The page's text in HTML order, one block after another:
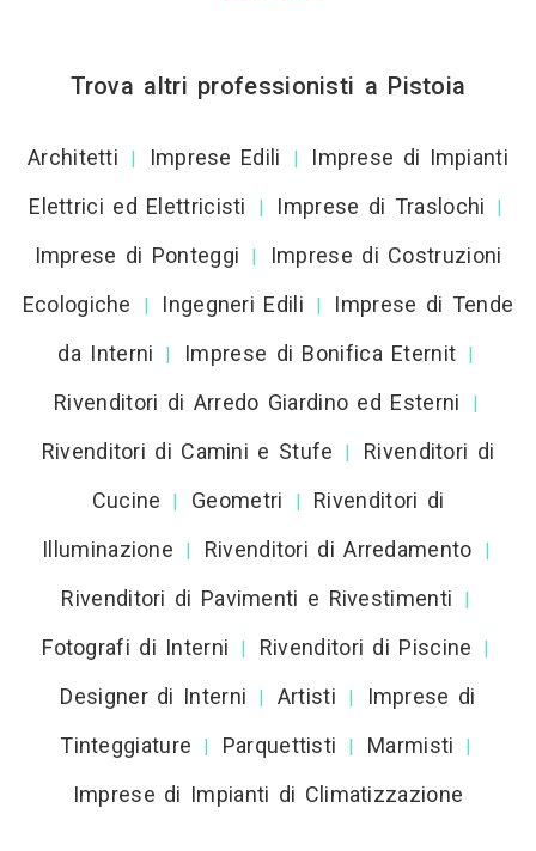
Trova altri professionisti a Pistoia
Architetti | Imprese Edili |
Imprese di Impianti
Elettrici ed Elettricisti
| Imprese di Traslochi |
Imprese di Ponteggi |
Imprese di Costruzioni
Ecologiche
| Ingegneri Edili |
Imprese di Tende
da Interni
| Imprese di Bonifica Eternit |
Rivenditori di Arredo Giardino ed Esterni |
Rivenditori di Camini e Stufe |
Rivenditori di
Cucine
| Geometri |
Rivenditori di
Illuminazione
| Rivenditori di Arredamento |
Rivenditori di Pavimenti e Rivestimenti |
Fotografi di Interni | Rivenditori di Piscine |
Designer di Interni | Artisti |
Imprese di
Tinteggiature
| Parquettisti | Marmisti |
Imprese di Impianti di Climatizzazione